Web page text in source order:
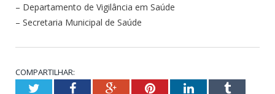
– Departamento de Vigilância em Saúde
– Secretaria Municipal de Saúde
COMPARTILHAR:
TwitterFacebookGoogle+PinterestLinkedInTumblr